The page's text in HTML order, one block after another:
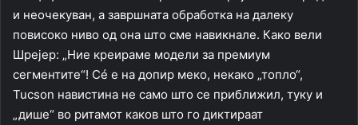
и неочекуван, а завршната обработка на далеку
повисоко ниво од она што сме навикнале. Како вели
Шрејер: „Ние креираме модели за премиум
сегментите“! Сé е на допир меко, некако „топло“,
Tucson навистина не само што се приближил, туку и
„дише“ во ритамот каков што го диктираат